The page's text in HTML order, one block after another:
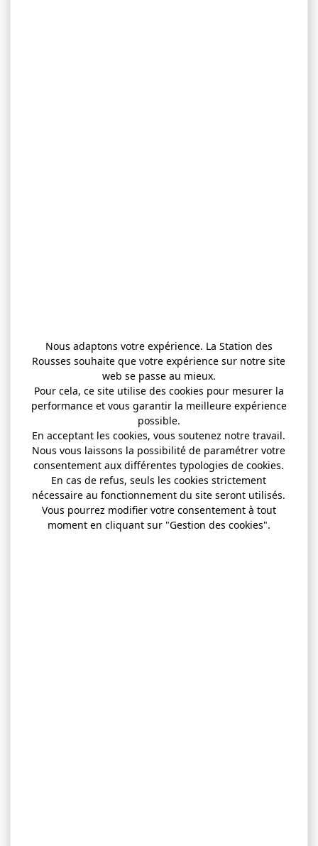
Nous adaptons votre expérience. La Station des
Rousses souhaite que votre expérience sur notre site
web se passe au mieux.
Pour cela, ce site utilise des cookies pour mesurer la
performance et vous garantir la meilleure expérience
possible.
En acceptant les cookies, vous soutenez notre travail.
Nous vous laissons la possibilité de paramétrer votre
consentement aux différentes typologies de cookies.
En cas de refus, seuls les cookies strictement
nécessaire au fonctionnement du site seront utilisés.
Vous pourrez modifier votre consentement à tout
moment en cliquant sur "Gestion des cookies".